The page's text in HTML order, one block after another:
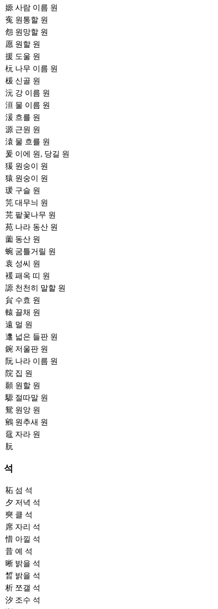
嫄 사람 이름 원
寃 원통할 원
怨 원망할 원
愿 원할 원
援 도울 원
杬 나무 이름 원
楥 신골 원
沅 강 이름 원
洹 물 이름 원
湲 흐를 원
源 근원 원
溒 물 흐를 원
爰 이에 원, 당길 원
猨 원숭이 원
猿 원숭이 원
瑗 구슬 원
笎 대무늬 원
芫 팥꽃나무 원
苑 나라 동산 원
薗 동산 원
蜿 굼틀거릴 원
袁 성씨 원
褑 패옥 띠 원
謜 천천히 말할 원
貟 수효 원
轅 끌채 원
遠 멀 원
邍 넓은 들판 원
鋺 저울판 원
阮 나라 이름 원
院 집 원
願 원할 원
騵 절따말 원
鴛 원앙 원
鵷 원추새 원
黿 자라 원
䏓
석
䄷 섬 석
夕 저녁 석
奭 클 석
席 자리 석
惜 아낄 석
昔 예 석
晰 밝을 석
晳 밝을 석
析 쪼갤 석
汐 조수 석